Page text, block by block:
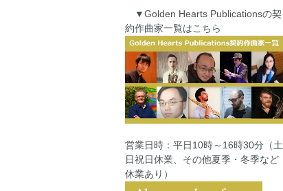
▼Golden Hearts Publicationsの契
約作曲家一覧はこちら
営業日時：平日10時～16時30分（土
日祝日休業、その他夏季・冬季など
休業あり）